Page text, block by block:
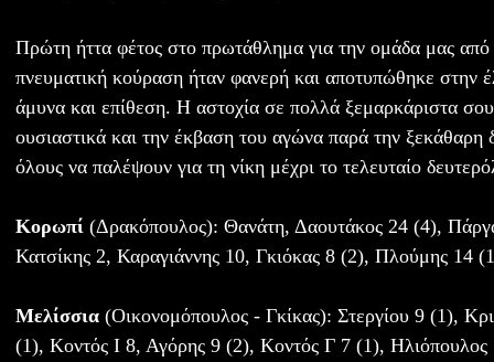
Πρώτη ήττα φέτος στο πρωτάθλημα για την ομάδα μας
πνευματική κούραση ήταν φανερή και αποτυπώθηκε στην
άμυνα και επίθεση. Η αστοχία σε πολλά ξεμαρκάριστα
ουσιαστικά και την έκβαση του αγώνα παρά την ξεκάθαρη
όλους να παλέψουν για τη νίκη μέχρι το τελευταίο
Κορωπί (Δρακόπουλος): Θανάτη, Δαουτάκος 24 (4),
Κατσίκης 2, Καραγιάννης 10, Γκιόκας 8 (2), Πλούμης 14
Μελίσσια (Οικονομόπουλος - Γκίκας): Στεργίου 9 (1),
(1), Κοντός Ι 8, Αγόρης 9 (2), Κοντός Γ 7 (1), Ηλιόπουλος